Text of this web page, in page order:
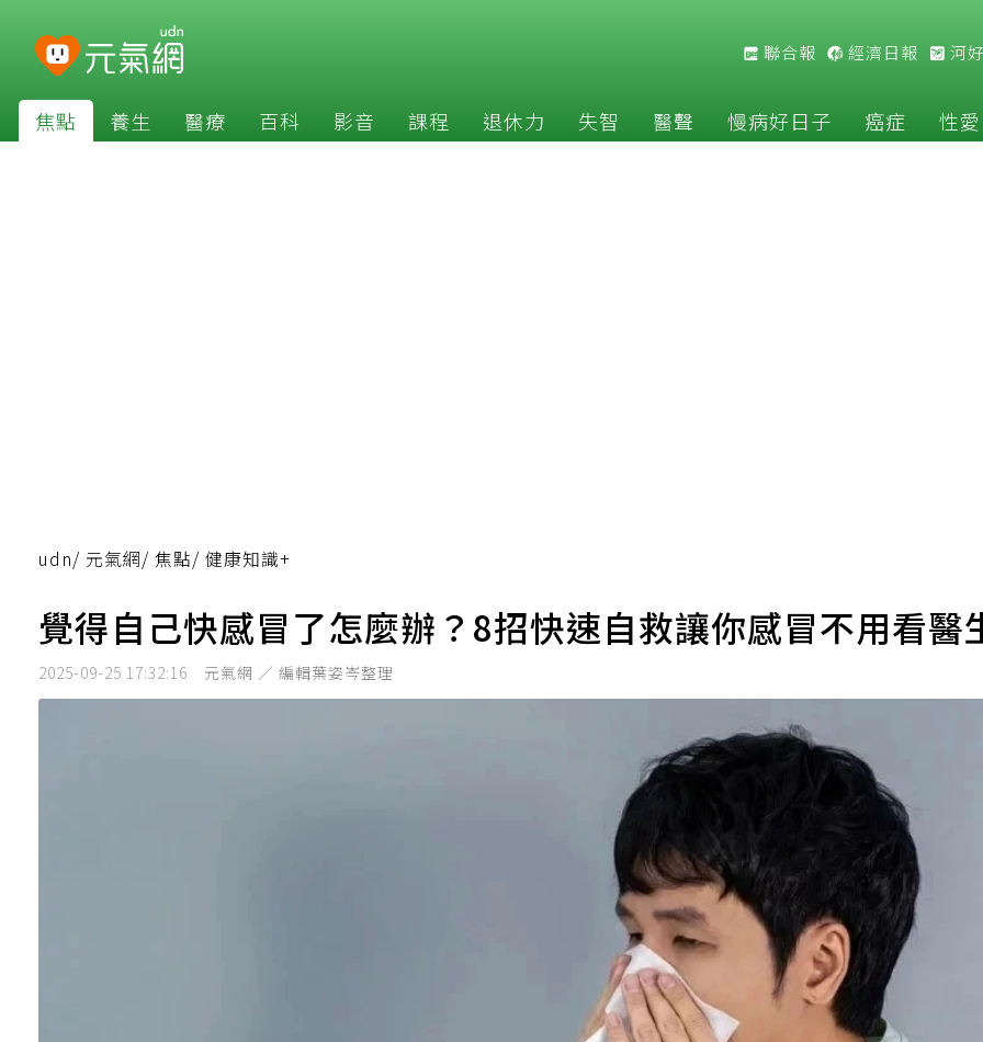
聯合報 經濟日報 河
焦點 養生 醫療 百科 影音 課程 退休力 失智 醫聲 慢病好日子 癌症 性愛
udn/ 元氣網/ 焦點/ 健康知識+
覺得自己快感冒了怎麼辦？8招快速自救讓你感冒不用看醫
2025-09-25 17:32:16 元氣網 ／ 編輯葉姿岑整理